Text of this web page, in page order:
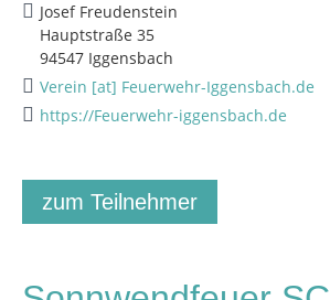
Josef Freudenstein
Hauptstraße 35
94547 Iggensbach
Verein [at] Feuerwehr-Iggensbach.de
https://Feuerwehr-iggensbach.de
zum Teilnehmer